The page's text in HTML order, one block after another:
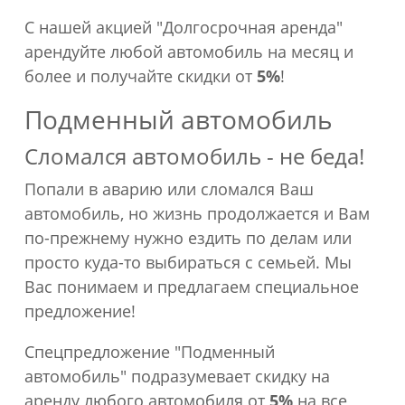
С нашей акцией "Долгосрочная аренда"
арендуйте любой автомобиль на месяц и
более и получайте скидки от 5%!
Подменный автомобиль
Сломался автомобиль - не беда!
Попали в аварию или сломался Ваш
автомобиль, но жизнь продолжается и Вам
по-прежнему нужно ездить по делам или
просто куда-то выбираться с семьей. Мы
Вас понимаем и предлагаем специальное
предложение!
Спецпредложение "Подменный
автомобиль" подразумевает скидку на
аренду любого автомобиля от 5% на все